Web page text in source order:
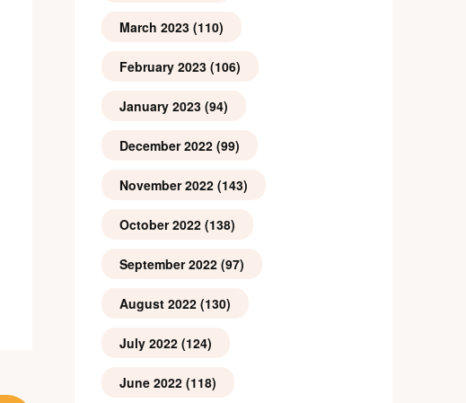
March 2023(110)
February 2023(106)
January 2023(94)
December 2022(99)
November 2022(143)
October 2022(138)
September 2022(97)
August 2022(130)
July 2022(124)
June 2022(118)